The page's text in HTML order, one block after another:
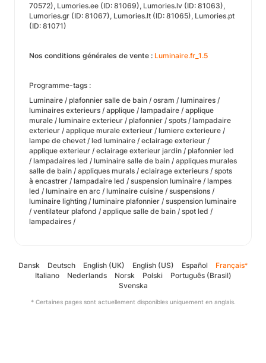
70572), Lumories.ee (ID: 81069), Lumories.lv (ID: 81063),
Lumories.gr (ID: 81067), Lumories.lt (ID: 81065), Lumories.pt
(ID: 81071)
Nos conditions générales de vente : Luminaire.fr_1.5
Programme-tags :
Luminaire / plafonnier salle de bain / osram / luminaires /
luminaires exterieurs / applique / lampadaire / applique
murale / luminaire exterieur / plafonnier / spots / lampadaire
exterieur / applique murale exterieur / lumiere exterieure /
lampe de chevet / led luminaire / eclairage exterieur /
applique exterieur / eclairage exterieur jardin / plafonnier led
/ lampadaires led / luminaire salle de bain / appliques murales
salle de bain / appliques murals / eclairage exterieurs / spots
à encastrer / lampadaire led / suspension luminaire / lampes
led / luminaire en arc / luminaire cuisine / suspensions /
luminaire lighting / luminaire plafonnier / suspension luminaire
/ ventilateur plafond / applique salle de bain / spot led /
lampadaires /
Dansk Deutsch English (UK) English (US) Español Français*
Italiano Nederlands Norsk Polski
Português (Brasil)
Svenska
* Certaines pages sont actuellement disponibles uniquement en anglais.